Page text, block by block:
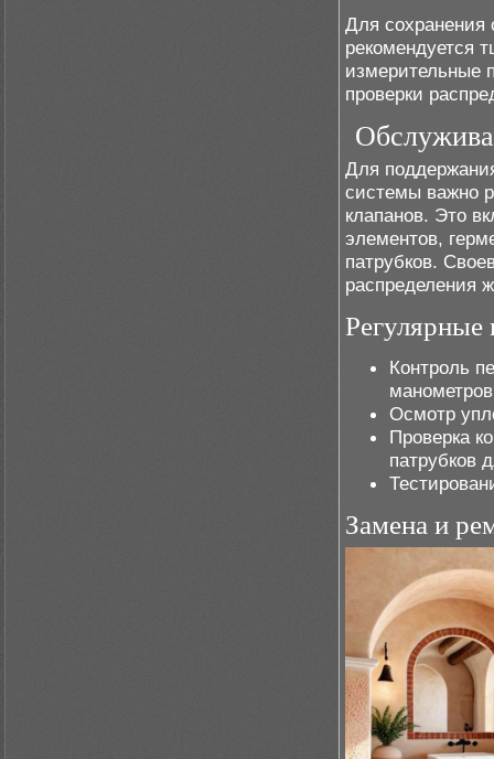
Для сохранения
рекомендуется
измерительные
проверки
Для
системы важно
клапанов. Это
элементов,
патрубков.
распределения
Регулярные
Контроль
Осмотр
Проверка
патрубков
Замена и